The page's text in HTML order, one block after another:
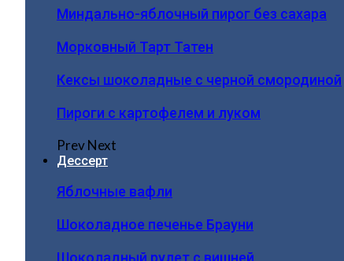
Миндально-яблочный пирог без сахара
Морковный Тарт Татен
Кексы шоколадные с черной смородиной
Пироги c картофелем и луком
PrevNext
Дессерт
Яблочные вафли
Шоколадное печенье Брауни
Шоколадный рулет с вишней